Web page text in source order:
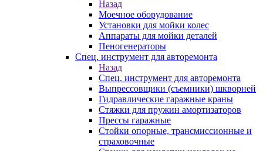
Назад
Моечное оборудование
Установки для мойки колес
Аппараты для мойки деталей
Пеногенераторы
Спец. инструмент для авторемонта
Назад
Спец. инструмент для авторемонта
Выпрессовщики (съемники) шкворней
Гидравлические гаражные краны
Стяжки для пружин амортизаторов
Прессы гаражные
Стойки опорные, трансмиссионные и
страховочные